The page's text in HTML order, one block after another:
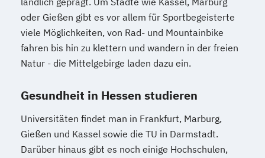
oder Gießen gibt es vor allem für Sportbegeisterte
viele Möglichkeiten, von Rad- und Mountainbike
fahren bis hin zu klettern und wandern in der freien
Natur - die Mittelgebirge laden dazu ein.
Gesundheit in Hessen studieren
Universitäten findet man in Frankfurt, Marburg,
Gießen und Kassel sowie die TU in Darmstadt.
Darüber hinaus gibt es noch einige Hochschulen,